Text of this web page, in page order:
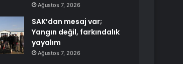
Ağustos 7, 2026
SAK’dan mesaj var;
Yangın değil, farkındalık
yayalım
Ağustos 7, 2026